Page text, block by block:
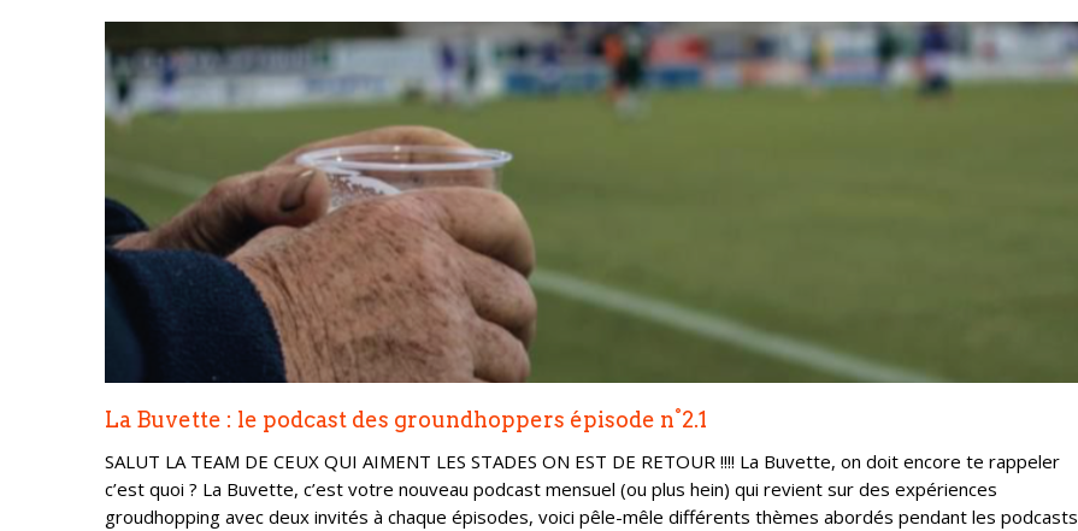
La Buvette : le podcast des groundhoppers épisode n°2.1
SALUT LA TEAM DE CEUX QUI AIMENT LES STADES ON EST DE RETOUR !!!! La Buvette, on doit encore te rappeler
c’est quoi ? La Buvette, c’est votre nouveau podcast mensuel (ou plus hein) qui revient sur des expériences
groudhopping avec deux invités à chaque épisodes, voici pêle-mêle différents thèmes abordés pendant les podcasts